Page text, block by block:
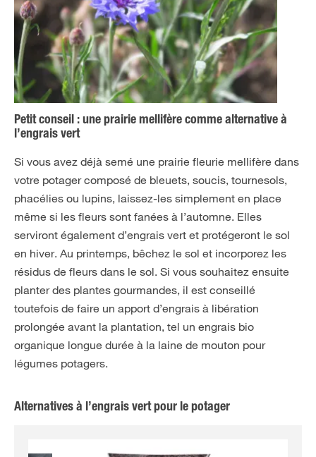
Petit conseil : une prairie mellifère comme alternative à
l’engrais vert
Si vous avez déjà semé une prairie fleurie mellifère dans
votre potager composé de bleuets, soucis, tournesols,
phacélies ou lupins, laissez-les simplement en place
même si les fleurs sont fanées à l’automne. Elles
serviront également d’engrais vert et protégeront le sol
en hiver. Au printemps, bêchez le sol et incorporez les
résidus de fleurs dans le sol. Si vous souhaitez ensuite
planter des plantes gourmandes, il est conseillé
toutefois de faire un apport d’engrais à libération
prolongée avant la plantation, tel un engrais bio
organique longue durée à la laine de mouton pour
légumes potagers.
Alternatives à l’engrais vert pour le potager